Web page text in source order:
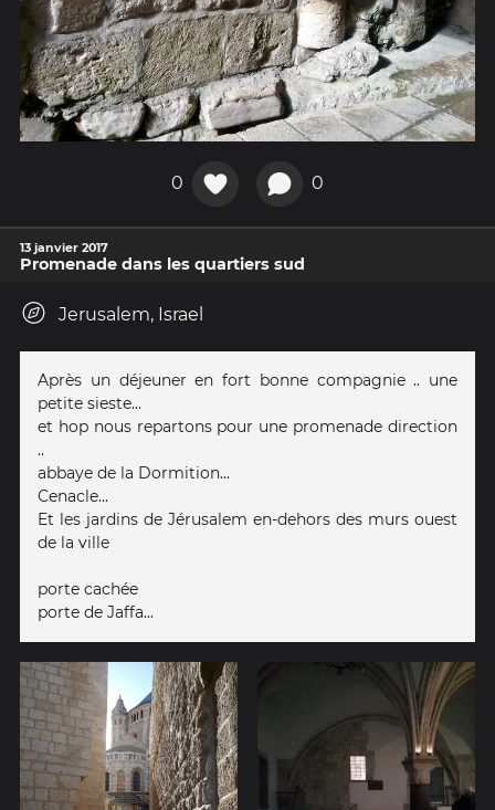
0 0
13 janvier 2017
Promenade dans les quartiers sud
Jerusalem, Israel
Après un déjeuner en fort bonne compagnie .. une
petite sieste...
et hop nous repartons pour une promenade direction
..
abbaye de la Dormition...
Cenacle...
Et les jardins de Jérusalem en-dehors des murs ouest
de la ville
porte cachée
porte de Jaffa...